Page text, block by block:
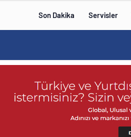
Son Dakika Servisler